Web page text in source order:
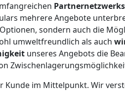
Partnernetzwerks
mehrere Angebote
sondern auch die
umweltfreundlich als auch
unseres Angebots die
Kunde im Mittelpunkt. Wir